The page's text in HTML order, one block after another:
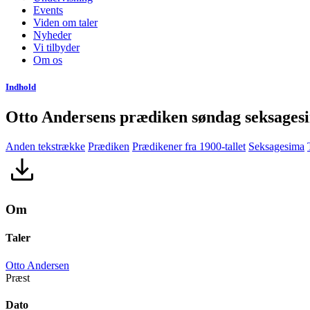
Events
Viden om taler
Nyheder
Vi tilbyder
Om os
Indhold
Otto Andersens prædiken søndag
Anden tekstrække Prædiken Prædikener fra 1900-tallet Seksagesima
Om
Taler
Otto Andersen
Præst
Dato